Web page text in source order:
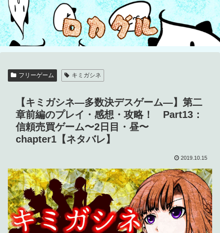
フリーゲーム キミガシネ
【キミガシネ―多数決デスゲーム―】第二
章前編のプレイ・感想・攻略！ Part13：
信頼売買ゲーム〜2日目・昼〜
chapter1【ネタバレ】
2019.10.15